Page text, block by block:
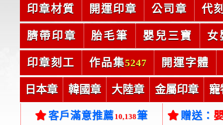
印章材質 開運印章 公司章 代
臍帶印章 胎毛筆 嬰兒三寶 女
印章刻工 作品集5247 開運字體
日本章 韓國章 大陸章 金屬印章 寵
客戶滿意推薦10,138筆 贈送：